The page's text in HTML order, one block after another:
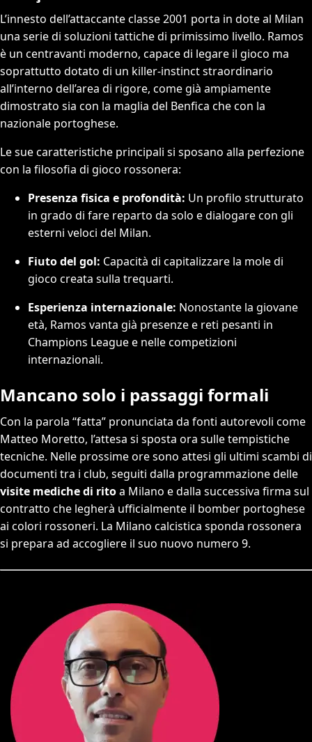
L’innesto dell’attaccante classe 2001 porta in dote al Milan
una serie di soluzioni tattiche di primissimo livello. Ramos
è un centravanti moderno, capace di legare il gioco ma
soprattutto dotato di un killer-instinct straordinario
all’interno dell’area di rigore, come già ampiamente
dimostrato sia con la maglia del Benfica che con la
nazionale portoghese.
Le sue caratteristiche principali si sposano alla perfezione
con la filosofia di gioco rossonera:
Presenza fisica e profondità: Un profilo strutturato
in grado di fare reparto da solo e dialogare con gli
esterni veloci del Milan.
Fiuto del gol: Capacità di capitalizzare la mole di
gioco creata sulla trequarti.
Esperienza internazionale: Nonostante la giovane
età, Ramos vanta già presenze e reti pesanti in
Champions League e nelle competizioni
internazionali.
Mancano solo i passaggi formali
Con la parola “fatta” pronunciata da fonti autorevoli come
Matteo Moretto, l’attesa si sposta ora sulle tempistiche
tecniche. Nelle prossime ore sono attesi gli ultimi scambi di
documenti tra i club, seguiti dalla programmazione delle
visite mediche di ritoa Milano e dalla successiva firma sul
contratto che legherà ufficialmente il bomber portoghese
ai colori rossoneri. La Milano calcistica sponda rossonera
si prepara ad accogliere il suo nuovo numero 9.